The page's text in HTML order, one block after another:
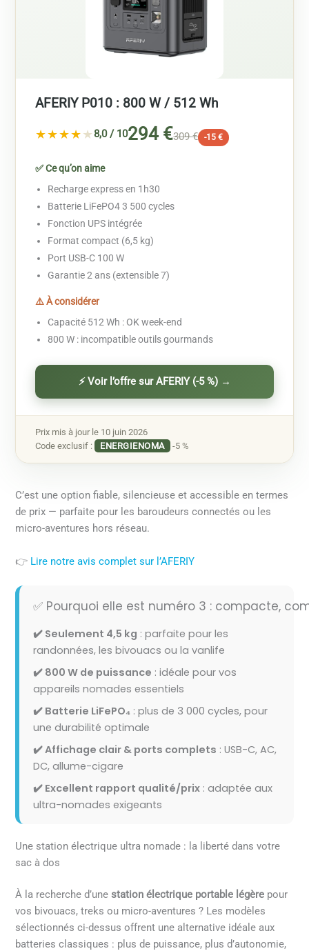
AFERIY P010 : 800 W / 512 Wh
★★★★★8,0 / 10294 €309 € -15 €
✅ Ce qu’on aime
Recharge express en 1h30
Batterie LiFePO4 3 500 cycles
Fonction UPS intégrée
Format compact (6,5 kg)
Port USB-C 100 W
Garantie 2 ans (extensible 7)
⚠️ À considérer
Capacité 512 Wh : OK week-end
800 W : incompatible outils gourmands
⚡ Voir l’offre sur AFERIY (-5 %) →
Prix mis à jour le 10 juin 2026
Code exclusif :
ENERGIENOMA -5 %
C’est une option fiable, silencieuse et accessible en termes
de prix — parfaite pour les baroudeurs connectés ou les
micro-aventures hors réseau.
👉 Lire notre avis complet sur l’AFERIY
✅ Pourquoi elle est numéro 3 : compacte,
✔️ Seulement 4,5 kg : parfaite pour les
randonnées, les bivouacs ou la vanlife
✔️ 800 W de puissance : idéale pour vos
appareils nomades essentiels
✔️ Batterie LiFePO₄ : plus de 3 000 cycles, pour
une durabilité optimale
✔️ Affichage clair & ports complets : USB-C, AC,
DC, allume-cigare
✔️ Excellent rapport qualité/prix : adaptée aux
ultra-nomades exigeants
Une station électrique ultra nomade : la liberté dans votre
sac à dos
À la recherche d’unestation électrique portable légère pour
vos bivouacs, treks ou micro-aventures ? Les modèles
sélectionnés ci-dessus offrent une alternative idéale aux
batteries classiques : plus de puissance, plus d’autonomie,